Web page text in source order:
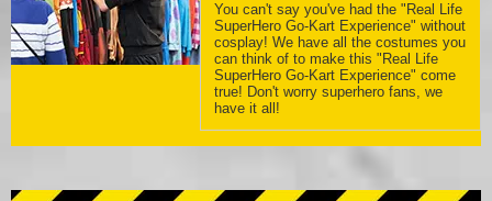
You can't say you've had the "Real Life
SuperHero Go-Kart Experience" without
cosplay! We have all the costumes you
can think of to make this "Real Life
SuperHero Go-Kart Experience" come
true! Don't worry superhero fans, we
have it all!